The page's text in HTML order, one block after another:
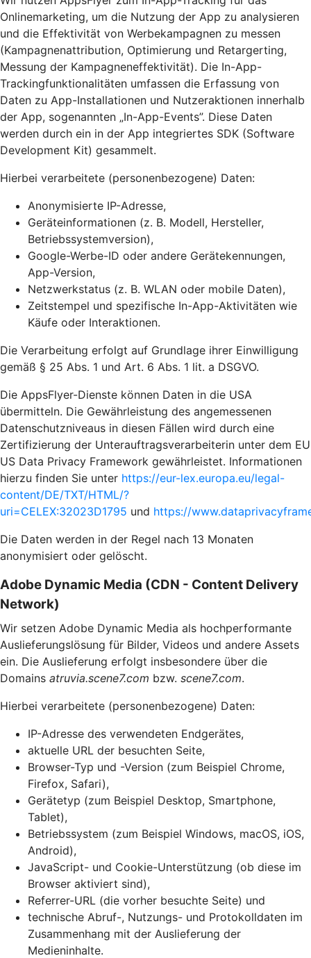
Onlinemarketing, um die Nutzung der App zu analysieren
und die Effektivität von Werbekampagnen zu messen
(Kampagnenattribution, Optimierung und Retargerting,
Messung der Kampagneneffektivität). Die In-App-
Trackingfunktionalitäten umfassen die Erfassung von
Daten zu App-Installationen und Nutzeraktionen innerhalb
der App, sogenannten „In-App-Events”. Diese Daten
werden durch ein in der App integriertes SDK (Software
Development Kit) gesammelt.
Hierbei verarbeitete (personenbezogene) Daten:
Anonymisierte IP-Adresse,
Geräteinformationen (z. B. Modell, Hersteller,
Betriebssystemversion),
Google-Werbe-ID oder andere Gerätekennungen,
App-Version,
Netzwerkstatus (z. B. WLAN oder mobile Daten),
Zeitstempel und spezifische In-App-Aktivitäten wie
Käufe oder Interaktionen.
Die Verarbeitung erfolgt auf Grundlage ihrer Einwilligung
gemäß § 25 Abs. 1 und Art. 6 Abs. 1 lit. a DSGVO.
Die AppsFlyer-Dienste können Daten in die USA
übermitteln. Die Gewährleistung des angemessenen
Datenschutzniveaus in diesen Fällen wird durch eine
Zertifizierung der Unterauftragsverarbeiterin unter dem EU
US Data Privacy Framework gewährleistet. Informationen
hierzu finden Sie unter https://eur-lex.europa.eu/legal-
content/DE/TXT/HTML/?
uri=CELEX:32023D1795 und https://
Die Daten werden in der Regel nach 13 Monaten
anonymisiert oder gelöscht.
Adobe Dynamic Media (CDN - Content Delivery
Network)
Wir setzen Adobe Dynamic Media als hochperformante
Auslieferungslösung für Bilder, Videos und andere Assets
ein. Die Auslieferung erfolgt insbesondere über die
Domains atruvia.scene7.com bzw. scene7.com.
Hierbei verarbeitete (personenbezogene) Daten:
IP-Adresse des verwendeten Endgerätes,
aktuelle URL der besuchten Seite,
Browser-Typ und -Version (zum Beispiel Chrome,
Firefox, Safari),
Gerätetyp (zum Beispiel Desktop, Smartphone,
Tablet),
Betriebssystem (zum Beispiel Windows, macOS, iOS,
Android),
JavaScript- und Cookie-Unterstützung (ob diese im
Browser aktiviert sind),
Referrer-URL (die vorher besuchte Seite) und
technische Abruf-, Nutzungs- und Protokolldaten im
Zusammenhang mit der Auslieferung der
Medieninhalte.